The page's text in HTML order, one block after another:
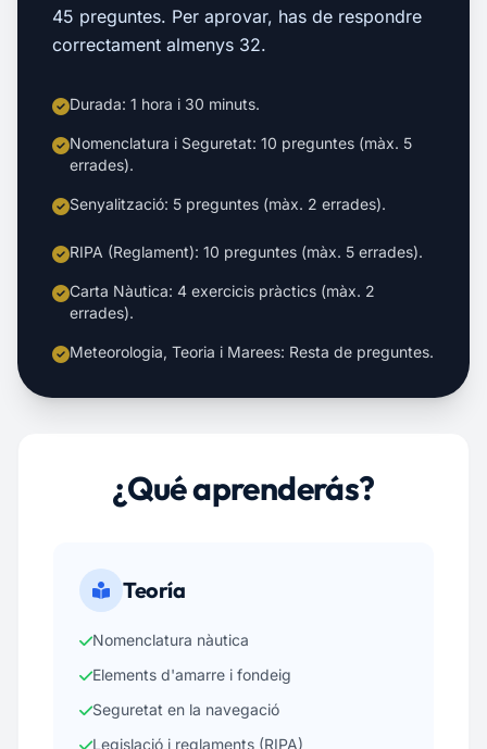
45 preguntes. Per aprovar, has de respondre
correctament almenys 32.
Durada: 1 hora i 30 minuts.
Nomenclatura i Seguretat: 10 preguntes (màx. 5
errades).
Senyalització: 5 preguntes (màx. 2 errades).
RIPA (Reglament): 10 preguntes (màx. 5 errades).
Carta Nàutica: 4 exercicis pràctics (màx. 2
errades).
Meteorologia, Teoria i Marees: Resta de preguntes.
¿Qué aprenderás?
Teoría
Nomenclatura nàutica
Elements d'amarre i fondeig
Seguretat en la navegació
Legislació i reglaments (RIPA)